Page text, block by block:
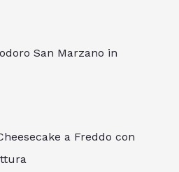
San Marzano in
a Freddo con